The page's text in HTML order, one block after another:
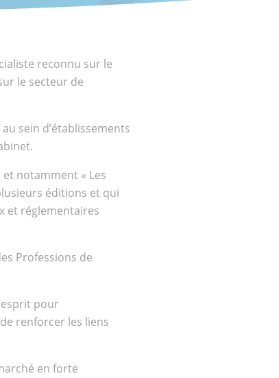
reconnu sur le
le secteur de
sein d’établissements
et notamment « Les
éditions et qui
et réglementaires
Professions de
pour
renforcer les liens
en forte